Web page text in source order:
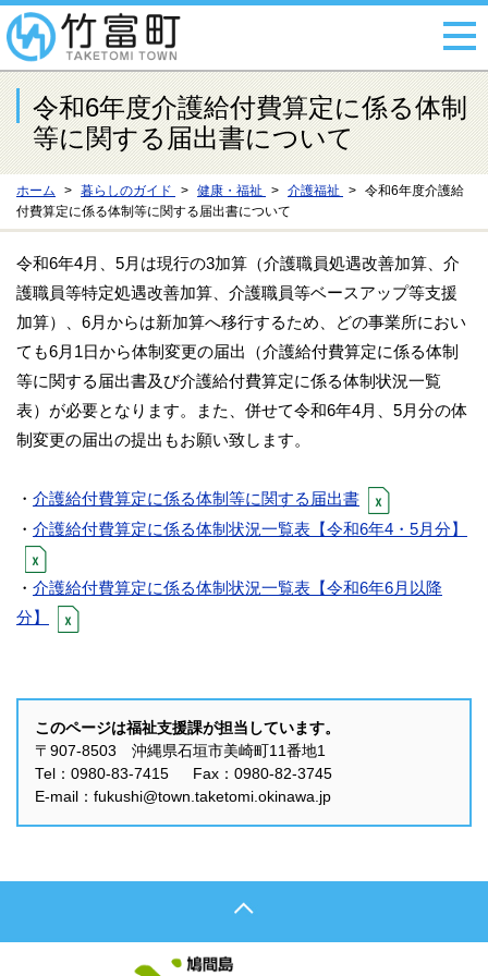
令和6年度介護給付費算定に係る体制
等に関する届出書について
ホーム 暮らしのガイド 健康・福祉 介護福祉
令和6年度介護給
付費算定に係る体制等に関する届出書について
令和6年4月、5月は現行の3加算（介護職員処遇改善加算、介
護職員等特定処遇改善加算、介護職員等ベースアップ等支援
加算）、6月からは新加算へ移行するため、どの事業所におい
ても6月1日から体制変更の届出（介護給付費算定に係る体制
等に関する届出書及び介護給付費算定に係る体制状況一覧
表）が必要となります。また、併せて令和6年4月、5月分の体
制変更の届出の提出もお願い致します。
・ 介護給付費算定に係る体制等に関する届出書
・ 介護給付費算定に係る体制状況一覧表【令和6年4・5月分】
・ 介護給付費算定に係る体制状況一覧表【令和6年6月以降
分】
このページは福祉支援課が担当しています。
〒907-8503 沖縄県石垣市美崎町11番地1
Tel：0980-83-7415 Fax：0980-82-3745
E-mail：fukushi@town.taketomi.okinawa.jp